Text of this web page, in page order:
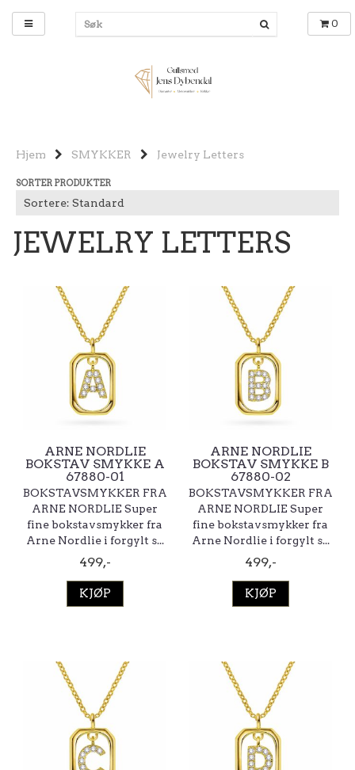
0
Hjem SMYKKER Jewelry Letters
SORTER PRODUKTER
JEWELRY LETTERS
ARNE NORDLIE
BOKSTAV SMYKKE A
67880-01
BOKSTAVSMYKKER FRA
ARNE NORDLIE Super
fine bokstavsmykker fra
Arne Nordlie i forgylt s...
499,-
KJØP
ARNE NORDLIE
BOKSTAV SMYKKE B
67880-02
BOKSTAVSMYKKER FRA
ARNE NORDLIE Super
fine bokstavsmykker fra
Arne Nordlie i forgylt s...
499,-
KJØP